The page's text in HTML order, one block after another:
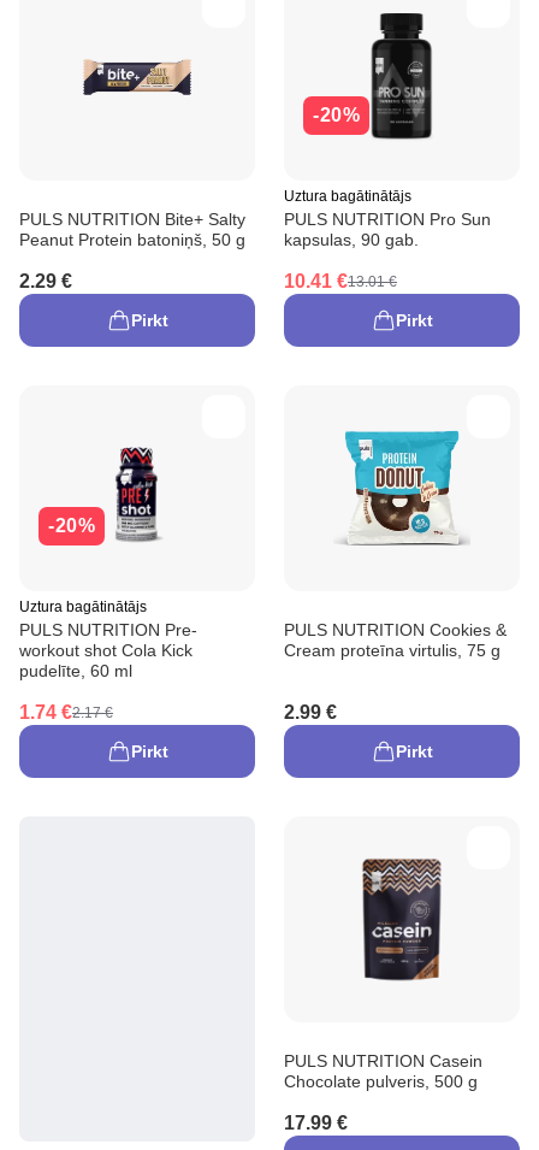
PULS NUTRITION Bite+ Salty
Peanut Protein batoniņš, 50 g
2.29 €
Pirkt
-20%
Uztura bagātinātājs
PULS NUTRITION Pro Sun
kapsulas, 90 gab.
10.41 €13.01 €
Pirkt
-20%
Uztura bagātinātājs
PULS NUTRITION Pre-
workout shot Cola Kick
pudelīte, 60 ml
1.74 €2.17 €
Pirkt
PULS NUTRITION Cookies &
Cream proteīna virtulis, 75 g
2.99 €
Pirkt
PULS NUTRITION Casein
Chocolate pulveris, 500 g
17.99 €